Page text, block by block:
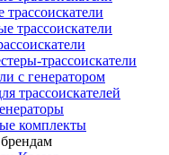
трассоискатели
трассоискатели
трассоискатели
с генератором
трассоискателей
комплекты